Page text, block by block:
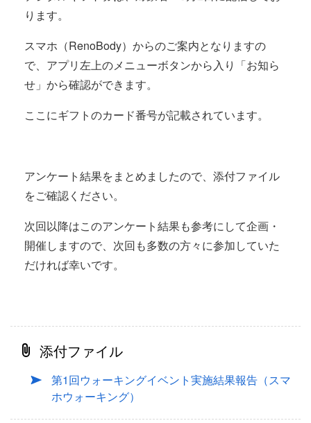
ります。
スマホ（RenoBody）からのご案内となりますの
で、アプリ左上のメニューボタンから入り「お知ら
せ」から確認ができます。
ここにギフトのカード番号が記載されています。
アンケート結果をまとめましたので、添付ファイル
をご確認ください。
次回以降はこのアンケート結果も参考にして企画・
開催しますので、次回も多数の方々に参加していた
だければ幸いです。
添付ファイル
第1回ウォーキングイベント実施結果報告（スマ
ホウォーキング）